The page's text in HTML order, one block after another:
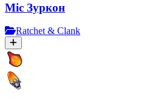
Міс Зуркон
Ratchet & Clank